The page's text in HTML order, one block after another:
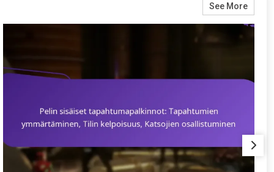
See More